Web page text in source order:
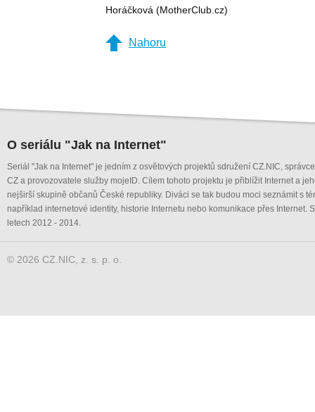
Horáčková (MotherClub.cz)
Nahoru
O seriálu "Jak na Internet"
Seriál "Jak na Internet" je jedním z osvětových projektů sdružení CZ.NIC,
CZ a provozovatele služby mojeID. Cílem tohoto projektu je přiblížit Internet a
nejširší skupině občanů České republiky. Diváci se tak budou moci seznámit s
například internetové identity, historie Internetu nebo komunikace přes Internet.
letech 2012 - 2014.
© 2026 CZ.NIC, z. s. p. o.